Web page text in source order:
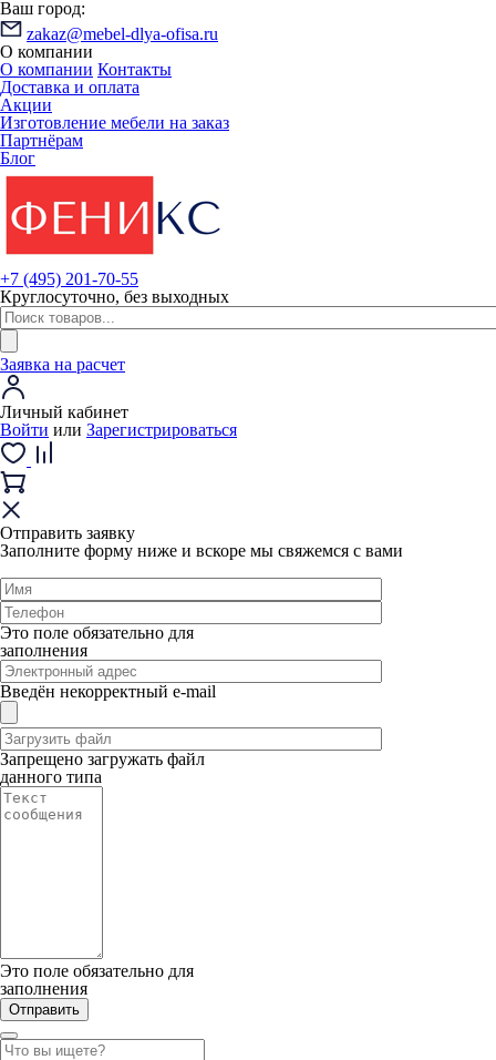
Ваш город:
zakaz@mebel-dlya-ofisa.ru
О компании
О компании Контакты
Доставка и оплата
Акции
Изготовление мебели на заказ
Партнёрам
Блог
+7 (495) 201-70-55
Круглосуточно, без выходных
Заявка на расчет
Личный кабинет
Войти или Зарегистрироваться
Отправить заявку
Заполните форму ниже и вскоре мы свяжемся с вами
Это поле обязательно для
заполнения
Введён некорректный e-mail
Запрещено загружать файл
данного типа
Это поле обязательно для
заполнения